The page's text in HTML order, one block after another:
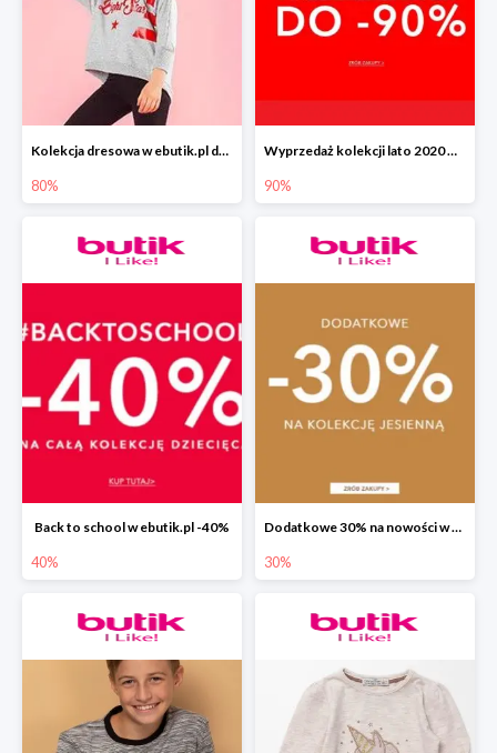
Kolekcja dresowa w ebutik.pl do -80%
80%
Wyprzedaż kolekcji lato 2020 w ebutik.pl do -90%
90%
Back to school w ebutik.pl -40%
40%
Dodatkowe 30% na nowości w ebutik.pl
30%